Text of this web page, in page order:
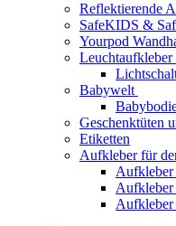
Reflektierende
SafeKIDS &
Yourpod
Leuchtaufkleber
Babywelt
Geschenktüten
Etiketten
Aufkleber für
Aufkleber